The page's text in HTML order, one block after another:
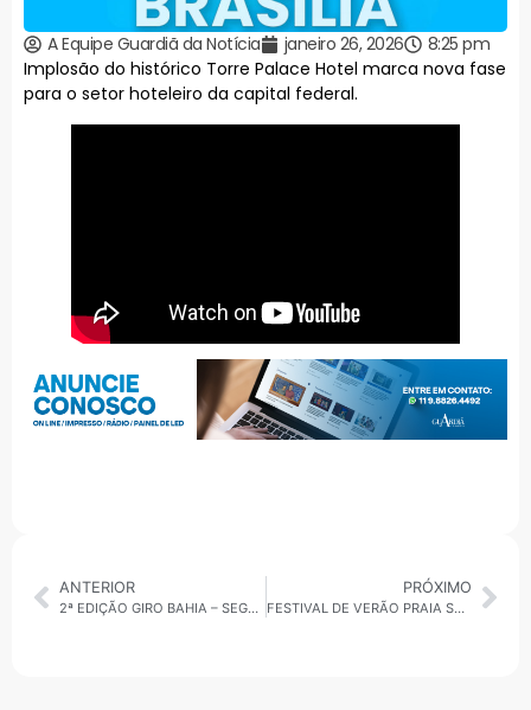
A Equipe Guardiã da Notícia janeiro 26, 2026
8:25 pm
Implosão do histórico Torre Palace Hotel marca nova fase
para o setor hoteleiro da capital federal.
ANTERIOR
2ª EDIÇÃO GIRO BAHIA – SEGUNDA-FEIRA: MOBILIDADE URBANA
PRÓXIMO
FESTIVAL DE VERÃO PRAIA SÃO PAULO 2026 LEVA ESPORTE, LAZER E CLIMA PRAIANO À CAPITAL